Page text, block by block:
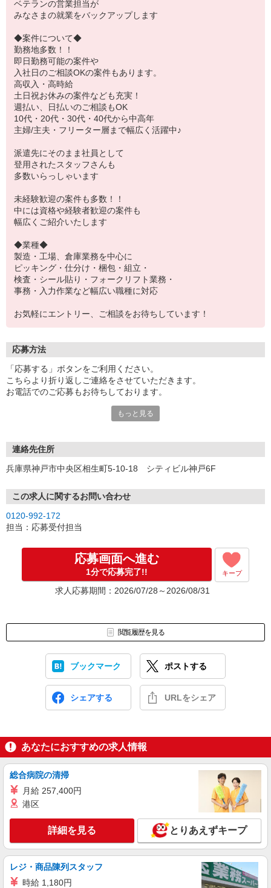
ベテランの営業担当が
みなさまの就業をバックアップします
◆案件について◆
勤務地多数！！
即日勤務可能の案件や
入社日のご相談OKの案件もあります。
高収入・高時給
土日祝お休みの案件なども充実！
週払い、日払いのご相談もOK
10代・20代・30代・40代から中高年
主婦/主夫・フリーター層まで幅広く活躍中♪
派遣先にそのまま社員として
登用されたスタッフさんも
多数いらっしゃいます
未経験歓迎の案件も多数！！
中には資格や経験者歓迎の案件も
幅広くご紹介いたします
◆業種◆
製造・工場、倉庫業務を中心に
ピッキング・仕分け・梱包・組立・
検査・シール貼り・フォークリフト業務・
事務・入力作業など幅広い職種に対応
お気軽にエントリー、ご相談をお待ちしています！
応募方法
「応募する」ボタンをご利用ください。
こちらより折り返しご連絡をさせていただきます。
お電話でのご応募もお待ちしております。
※現地での面談対応も可能です。もっと見る
連絡先住所
兵庫県神戸市中央区相生町5-10-18 シティビル神戸6F
この求人に関するお問い合わせ
0120-992-172
担当：応募受付担当
応募画面へ進む
1分で応募完了!! キープ
求人応募期間：2026/07/28～2026/08/31
閲覧履歴を見る
ブックマーク ポストする
シェアする URLをシェア
あなたにおすすめの求人情報
総合病院の清掃
月給 257,400円
港区
詳細を見る とりあえずキープ
レジ・商品陳列スタッフ
時給 1,180円